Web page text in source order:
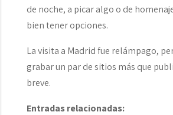
de noche, a picar algo o de
bien tener opciones.
La visita a Madrid fue relámpago,
grabar un par de sitios más que
breve.
Entradas relacionadas: